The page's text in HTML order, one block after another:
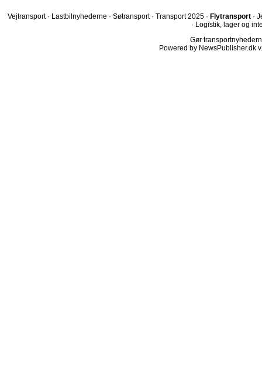
Vejtransport · Lastbilnyhederne · Søtransport · Transport 2025 · Flytransport ·
· Logistik, lager og
Gør
Powered by NewsPublisher.dk